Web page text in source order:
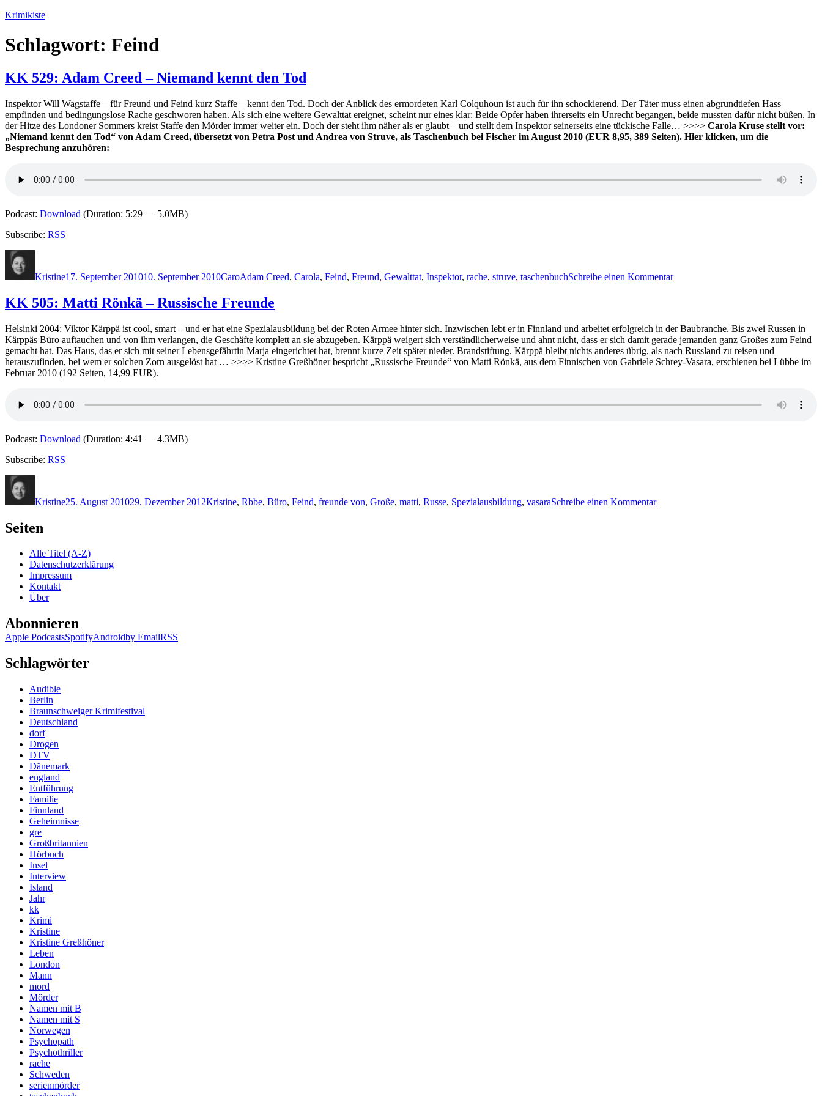
Zum
springen
Krimikiste
Schlagwort: Feind
KK 529: Adam Creed – Niemand kennt den Tod
Inspektor Will Wagstaffe – für Freund und Feind kurz Staffe – kennt den Tod. Doch der Anblick des ermordeten Karl Colquhoun ist auch für ihn schockierend. Der Täter muss einen abgrundtiefen Hass
empfinden und bedingungslose Rache geschworen haben. Als sich eine weitere Gewalttat ereignet, scheint nur eines klar: Beide Opfer haben ihrerseits ein Unrecht begangen, beide mussten dafür nicht büßen. In
der Hitze des Londoner Sommers kreist Staffe den Mörder immer weiter ein. Doch der steht ihm näher als er glaubt – und stellt dem Inspektor seinerseits eine tückische Falle… >>>> Carola Kruse stellt vor:
„Niemand kennt den Tod“ von Adam Creed, übersetzt von Petra Post und Andrea von Struve, als Taschenbuch bei Fischer im August 2010 (EUR 8,95, 389 Seiten). Hier klicken, um die
Besprechung anzuhören:
Podcast: Download (Duration: 5:29 — 5.0MB)
Subscribe: RSS
Kristine17. September 201010. September 2010CaroAdam Creed, Carola, Feind, Freund, Gewalttat, Inspektor, rache, struve, taschenbuchSchreibe einen Kommentar529:
kennt
den
Tod
KK 505: Matti Rönkä – Russische Freunde
Helsinki 2004: Viktor Kärppä ist cool, smart – und er hat eine Spezialausbildung bei der Roten Armee hinter sich. Inzwischen lebt er in Finnland und arbeitet erfolgreich in der Baubranche. Bis zwei Russen in
Kärppäs Büro auftauchen und von ihm verlangen, die Geschäfte komplett an sie abzugeben. Kärppä weigert sich verständlicherweise und ahnt nicht, dass er sich damit gerade jemanden ganz Großes zum Feind
gemacht hat. Das Haus, das er sich mit seiner Lebensgefährtin Marja eingerichtet hat, brennt kurze Zeit später nieder. Brandstiftung. Kärppä bleibt nichts anderes übrig, als nach Russland zu reisen und
herauszufinden, bei wem er solchen Zorn ausgelöst hat … >>>> Kristine Greßhöner bespricht „Russische Freunde“ von Matti Rönkä, aus dem Finnischen von Gabriele Schrey-Vasara, erschienen bei Lübbe im
Februar 2010 (192 Seiten, 14,99 EUR).
Podcast: Download (Duration: 4:41 — 4.3MB)
Subscribe: RSS
Kristine25. August 201029. Dezember 2012Kristine, Rbbe, Büro, Feind, freunde von, Große, matti, Russe, Spezialausbildung, vasaraSchreibe einen Kommentar505:
Seiten
Alle Titel (A-Z)
Datenschutzerklärung
Impressum
Kontakt
Über
Abonnieren
Apple PodcastsSpotifyAndroidby EmailRSS
Schlagwörter
Audible
Berlin
Braunschweiger Krimifestival
Deutschland
dorf
Drogen
DTV
Dänemark
england
Entführung
Familie
Finnland
Geheimnisse
gre
Großbritannien
Hörbuch
Insel
Interview
Island
Jahr
kk
Krimi
Kristine
Kristine Greßhöner
Leben
London
Mann
mord
Mörder
Namen mit B
Namen mit S
Norwegen
Psychopath
Psychothriller
rache
Schweden
serienmörder